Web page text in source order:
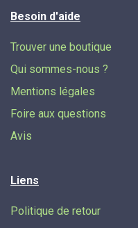
Besoin d'aide
Trouver une boutique
Qui sommes-nous ?
Mentions légales
Foire aux questions
Avis
Liens
Politique de retour